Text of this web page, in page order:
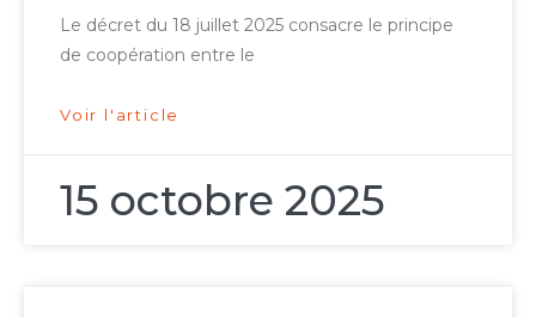
Le décret du 18 juillet 2025 consacre le principe
de coopération entre le
Voir l'article
15 octobre 2025